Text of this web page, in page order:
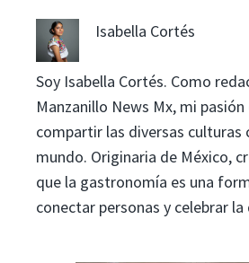
Isabella Cortés
Soy Isabella Cortés. Como
Manzanillo News Mx, mi
compartir las diversas culturas
mundo. Originaria de México,
que la gastronomía es una
conectar personas y celebrar